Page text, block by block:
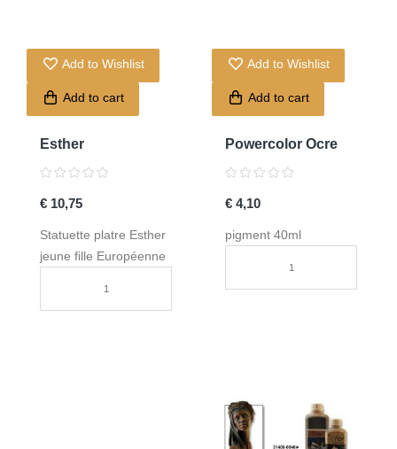
Add to Wishlist
Add to cart
Esther
€ 10,75
Statuette platre Esther
jeune fille Européenne
Add to Wishlist
Add to cart
Powercolor Ocre
€ 4,10
pigment 40ml